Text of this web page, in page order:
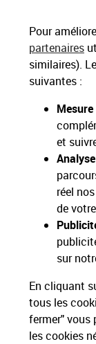
Pour
partenaires
similaires).
suivantes :
Mesure
et
réel
de
sur
En cliquant
tous les
fermer" vous
les cookies
Livraison
Hors livres
Applications
Restons
Services Pros
Envois
Expéditions